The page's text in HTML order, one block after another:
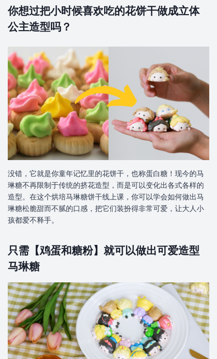
6.0 公主们造型示范
6.1 爱丽儿造型
6.2 安娜造型
6.3 艾莎造型
6.4 花木兰造型
6.5 蒂安娜造型
6.6 小叮当造型
6.7 贝儿公主造型
6.9 欧若拉造型
6.10 乐佩造型
6.11 茉莉造型
6.12 白雪公主造型
你想过把小时候喜欢吃的花饼干做成立体
公主造型吗？
没错，它就是你童年记忆里的花饼干，也称蛋白糖！现今的马
琳糖不再限制于传统的挤花造型，而是可以变化出各式各样的
造型。在这个烘培马琳糖饼干线上课，你可以学会如何做出马
琳糖松脆甜而不腻的口感，把它们装扮得非常可爱，让大人小
孩都爱不释手。
只需【鸡蛋和糖粉】就可以做出可爱造型
马琳糖